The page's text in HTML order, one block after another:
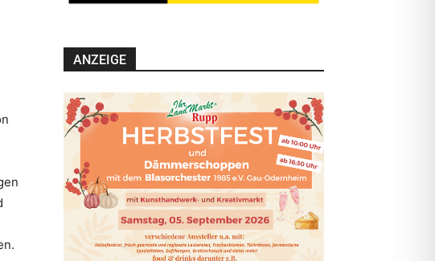
ANZEIGE